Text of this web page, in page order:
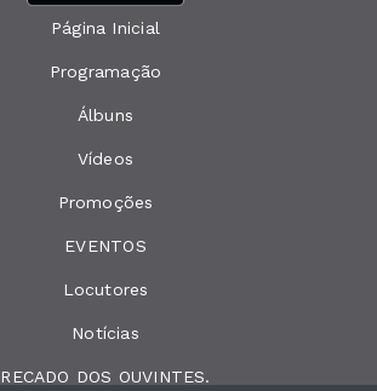
Página Inicial
Programação
Álbuns
Vídeos
Promoções
EVENTOS
Locutores
Notícias
RECADO DOS OUVINTES.